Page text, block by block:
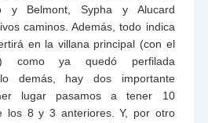
y Belmont, Sypha y Alucard
caminos. Además, todo indica
en la villana principal (con el
como ya quedó perfilada
demás, hay dos importante
lugar pasamos a tener 10
los 8 y 3 anteriores. Y, por otro